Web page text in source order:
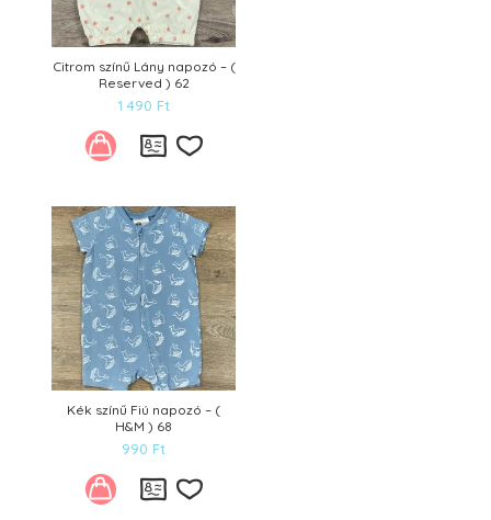
Citrom színű Lány napozó – (
Reserved ) 62
1 490 Ft
Kívánságlistára
Kék színű Fiú napozó – (
H&M ) 68
990 Ft